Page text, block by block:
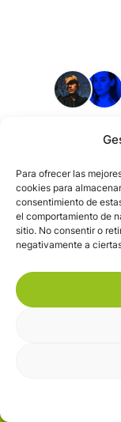
Para ofrecer las
cookies para
consentimiento de
el comportamiento de
sitio. No consentir o
negativamente a